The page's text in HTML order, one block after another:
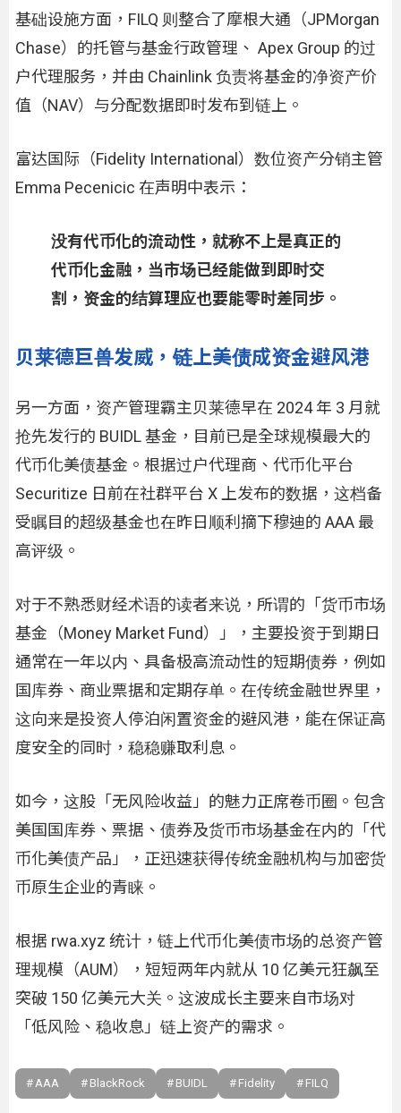
基础设施方面，FILQ 则整合了摩根大通（JPMorgan
Chase）的托管与基金行政管理、 Apex Group 的过
户代理服务，并由 Chainlink 负责将基金的净资产价
值（NAV）与分配数据即时发布到链上。
富达国际（Fidelity International）数位资产分销主管
Emma Pecenicic 在声明中表示：
没有代币化的流动性，就称不上是真正的
代币化金融，当市场已经能做到即时交
割，资金的结算理应也要能零时差同步。
贝莱德巨兽发威，链上美债成资金避风港
另一方面，资产管理霸主贝莱德早在 2024 年 3 月就
抢先发行的 BUIDL 基金，目前已是全球规模最大的
代币化美债基金。根据过户代理商、代币化平台
Securitize 日前在社群平台 X 上发布的数据，这档备
受瞩目的超级基金也在昨日顺利摘下穆迪的 AAA 最
高评级。
对于不熟悉财经术语的读者来说，所谓的「货币市场
基金（Money Market Fund）」，主要投资于到期日
通常在一年以内、具备极高流动性的短期债券，例如
国库券、商业票据和定期存单。在传统金融世界里，
这向来是投资人停泊闲置资金的避风港，能在保证高
度安全的同时，稳稳赚取利息。
如今，这股「无风险收益」的魅力正席卷币圈。包含
美国国库券、票据、债券及货币市场基金在内的「代
币化美债产品」，正迅速获得传统金融机构与加密货
币原生企业的青睐。
根据 rwa.xyz 统计，链上代币化美债市场的总资产管
理规模（AUM），短短两年内就从 10 亿美元狂飙至
突破 150 亿美元大关。这波成长主要来自市场对
「低风险、稳收息」链上资产的需求。
AAA BlackRock BUIDL Fidelity FILQ